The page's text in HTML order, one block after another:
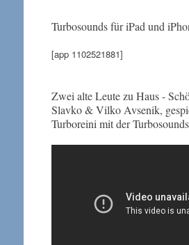
Turbosounds für iPad und
[app 1102521881]
Zwei alte Leute zu Haus -
Slavko & Vilko Avsenik,
Turboreini mit der